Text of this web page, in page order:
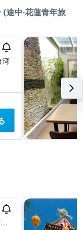
途中‧花蓮青年旅
湾
No.306, Heping Rd., 花蓮市, 台湾